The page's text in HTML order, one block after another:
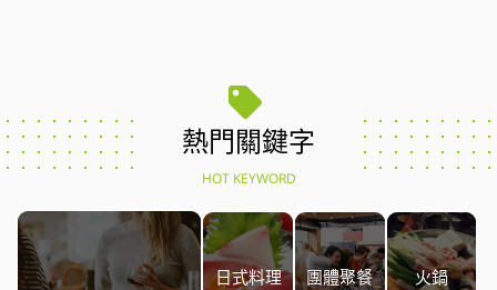
熱門關鍵字
HOT KEYWORD
日式料理 團體聚餐 火鍋